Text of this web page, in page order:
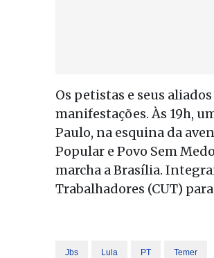
Os petistas e seus
manifestações. Às 19h,
Paulo, na esquina da
Popular e Povo Sem
marcha a Brasília.
Trabalhadores (CUT)
Jbs Lula PT Temer